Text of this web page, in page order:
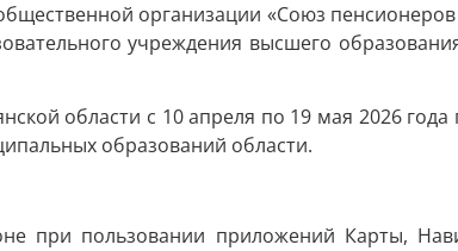
организации «Союз
учреждения высшего
области с 10 апреля по 19 мая 2026 года
образований области.
при пользовании приложений Карты,